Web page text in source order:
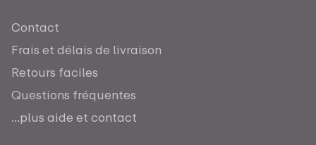
Contact
Frais et délais de livraison
Retours faciles
Questions fréquentes
...plus aide et contact